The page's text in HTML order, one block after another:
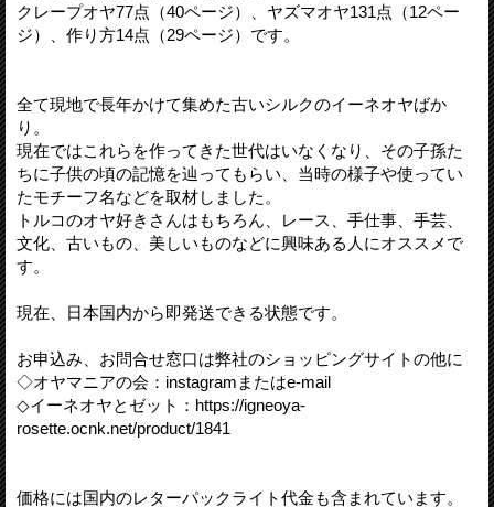
クレープオヤ77点（40ページ）、ヤズマオヤ131点（12ペー
ジ）、作り方14点（29ページ）です。
全て現地で長年かけて集めた古いシルクのイーネオヤばか
り。
現在ではこれらを作ってきた世代はいなくなり、その子孫た
ちに子供の頃の記憶を辿ってもらい、当時の様子や使ってい
たモチーフ名などを取材しました。
トルコのオヤ好きさんはもちろん、レース、手仕事、手芸、
文化、古いもの、美しいものなどに興味ある人にオススメで
す。
現在、日本国内から即発送できる状態です。
お申込み、お問合せ窓口は弊社のショッピングサイトの他に
◇オヤマニアの会：instagramまたはe-mail
◇イーネオヤとゼット：https://igneoya-
rosette.ocnk.net/product/1841
価格には国内のレターパックライト代金も含まれています。